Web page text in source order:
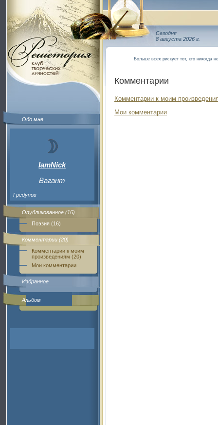
Обо мне
IamNick
Вагант
Гредунов
Опубликованное (16)
Поэзия (16)
Комментарии (20)
Комментарии к моим
произведениям (20)
Мои комментарии
Избранное
Альбом
Сегодня
8 августа 2026 г.
Больше всех рискует тот, кто никогда
Комментарии
Комментарии к моим
Мои комментарии